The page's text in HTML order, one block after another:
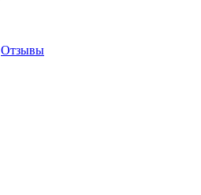
Отзывы